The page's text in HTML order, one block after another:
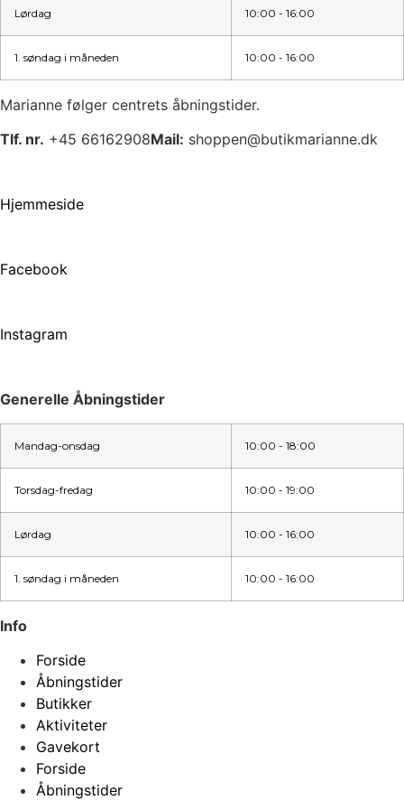
Lørdag 10:00 - 16:00
1. søndag i måneden 10:00 - 16:00
Marianne følger centrets åbningstider.
Tlf. nr. +45 66162908Mail: shoppen@butikmarianne.dk
Hjemmeside
Facebook
Instagram
Generelle Åbningstider
Mandag-onsdag 10:00 - 18:00
Torsdag-fredag 10:00 - 19:00
Lørdag 10:00 - 16:00
1. søndag i måneden 10:00 - 16:00
Info
Forside
Åbningstider
Butikker
Aktiviteter
Gavekort
Forside
Åbningstider